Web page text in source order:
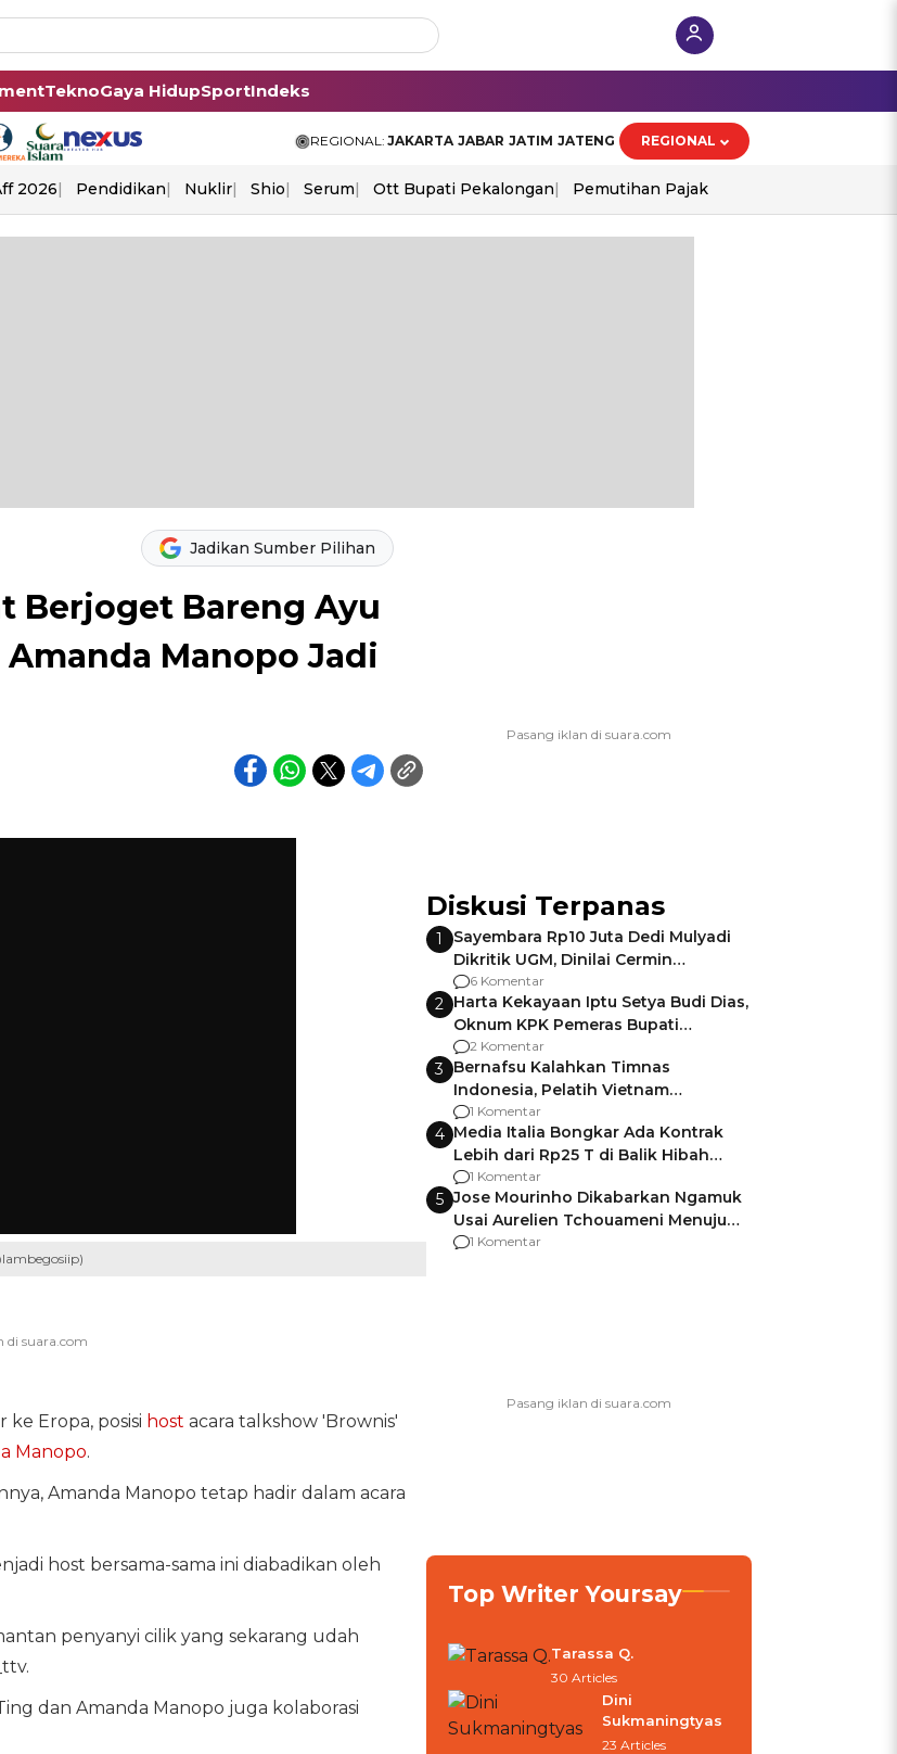
TeknoGaya HidupSportIndeks
REGIONAL: JAKARTA JABAR JATIM JATENG REGIONAL
2026 Pendidikan Nuklir Shio Serum Ott Bupati Pekalongan Pemutihan Pajak
Jadikan Sumber Pilihan
Berjoget Bareng Ayu
Manopo Jadi
Eropa, posisi host acara talkshow 'Brownis'
Manopo.
Amanda Manopo tetap hadir dalam acara
host bersama-sama ini diabadikan oleh
penyanyi cilik yang sekarang udah
dan Amanda Manopo juga kolaborasi
Diskusi Terpanas
1
Sayembara Rp10 Juta Dedi Mulyadi
Dikritik UGM, Dinilai Cermin
Gagalnya Negara Jamin Keamanan
6 Komentar
2 Harta Kekayaan Iptu Setya Budi Dias,
Oknum KPK Pemeras Bupati
Pemalang
2 Komentar
3 Bernafsu Kalahkan Timnas
Indonesia, Pelatih Vietnam
Berencana Pakai Jimat di Pakansari
1 Komentar
4 Media Italia Bongkar Ada Kontrak
Lebih dari Rp25 T di Balik Hibah
Kapal Induk Giuseppe Garibaldi
1 Komentar
5 Jose Mourinho Dikabarkan Ngamuk
Usai Aurelien Tchouameni Menuju
Manchester United
1 Komentar
Top Writer Yoursay
Tarassa Q.
30 Articles
Dini
Sukmaningtyas
23 Articles